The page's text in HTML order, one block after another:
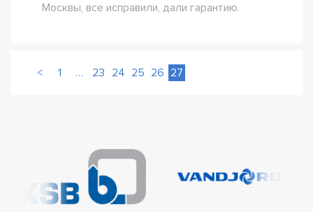
Москвы, все исправили, дали гарантию.
< 1 … 23 24 25 26 27